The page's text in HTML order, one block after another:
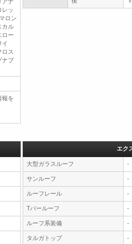
アナ
ッ
ロン
カル
ロー
ロス
ナブ
報を
エク
大型ガラスルーフ -
サンルーフ -
ルーフレール -
Tバールーフ -
ルーフ系装備 -
タルガトップ -